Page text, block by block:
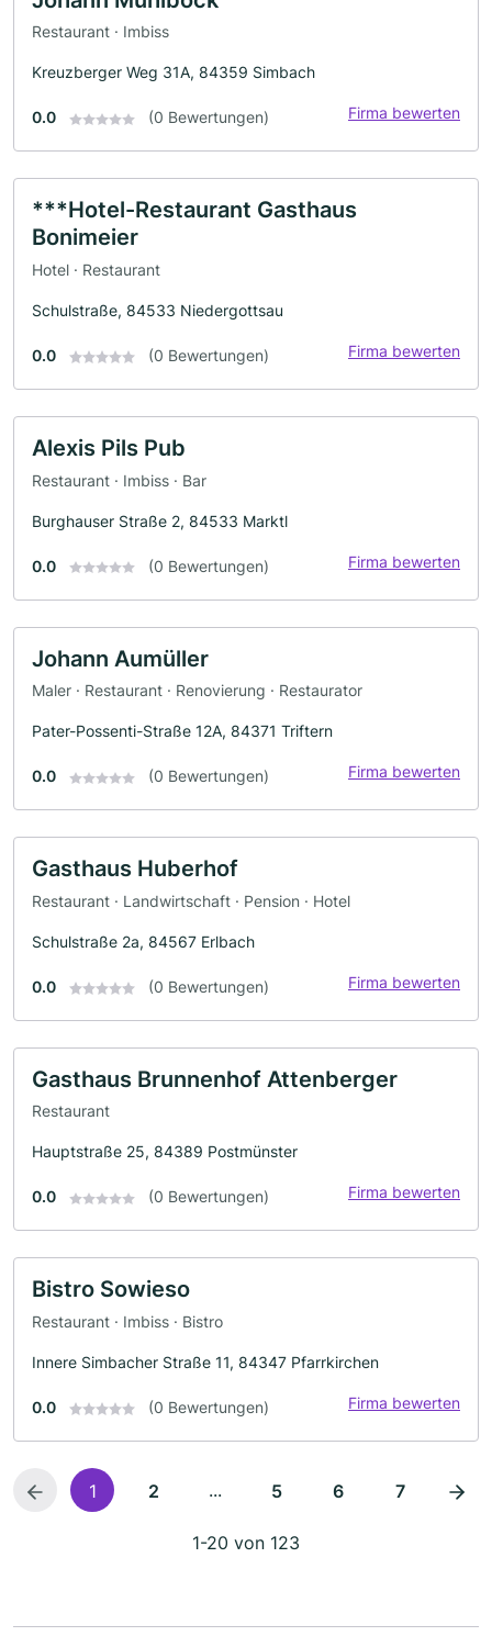
Restaurant · Imbiss
Kreuzberger Weg 31A, 84359 Simbach
0.0 (0 Bewertungen) Firma bewerten
***Hotel-Restaurant Gasthaus
Bonimeier
Hotel · Restaurant
Schulstraße, 84533 Niedergottsau
0.0 (0 Bewertungen) Firma bewerten
Alexis Pils Pub
Restaurant · Imbiss · Bar
Burghauser Straße 2, 84533 Marktl
0.0 (0 Bewertungen) Firma bewerten
Johann Aumüller
Maler · Restaurant · Renovierung · Restaurator
Pater-Possenti-Straße 12A, 84371 Triftern
0.0 (0 Bewertungen) Firma bewerten
Gasthaus Huberhof
Restaurant · Landwirtschaft · Pension · Hotel
Schulstraße 2a, 84567 Erlbach
0.0 (0 Bewertungen) Firma bewerten
Gasthaus Brunnenhof Attenberger
Restaurant
Hauptstraße 25, 84389 Postmünster
0.0 (0 Bewertungen) Firma bewerten
Bistro Sowieso
Restaurant · Imbiss · Bistro
Innere Simbacher Straße 11, 84347 Pfarrkirchen
0.0 (0 Bewertungen) Firma bewerten
1 2 ... 5 6 7
1-20 von 123